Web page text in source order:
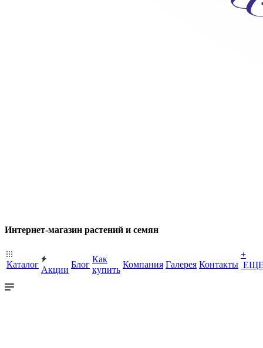
Интернет-магазин растений и семян
Каталог
Акции
Блог
Как
купить
Компания Галерея Контакты
+